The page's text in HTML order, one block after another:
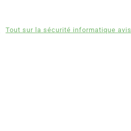
Tout sur la sécurité informatique avis